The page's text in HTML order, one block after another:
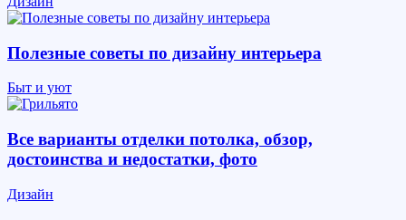
Полезные советы по дизайну интерьера
Быт и уют
Все варианты отделки потолка, обзор,
достоинства и недостатки, фото
Дизайн